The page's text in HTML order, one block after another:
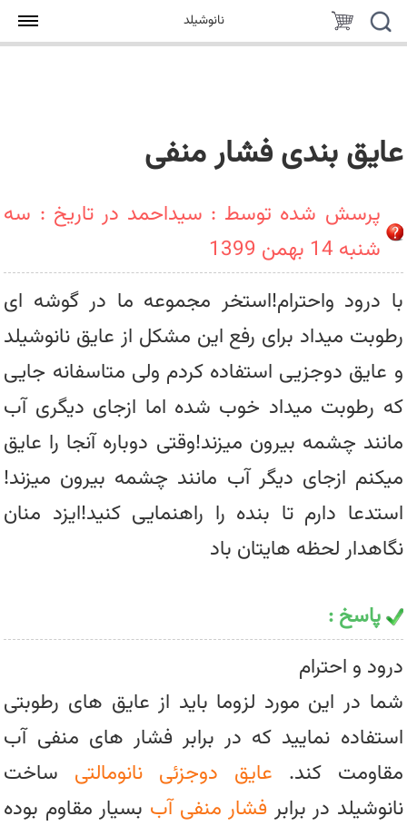
نانوشیلد
عایق بندی فشار منفی
پرسش شده توسط : سیداحمد در تاریخ : سه
شنبه 14 بهمن 1399
با درود واحترام!استخر مجموعه ما در گوشه ای
رطوبت میداد برای رفع این مشکل از عایق نانوشیلد
و عایق دوجزیی استفاده کردم ولی متاسفانه جایی
که رطوبت میداد خوب شده اما ازجای دیگری آب
مانند چشمه بیرون میزند!وقتی دوباره آنجا را عایق
میکنم ازجای دیگر آب مانند چشمه بیرون میزند!
استدعا دارم تا بنده را راهنمایی کنید!ایزد منان
نگاهدار لحظه هایتان باد
پاسخ :
درود و احترام
شما در این مورد لزوما باید از عایق های رطوبتی
استفاده نمایید که در برابر فشار های منفی آب
مقاومت کند. عایق دوجزئی نانومالتی ساخت
نانوشیلد در برابر فشار منفی آب بسیار مقاوم بوده
جستجو
سبد